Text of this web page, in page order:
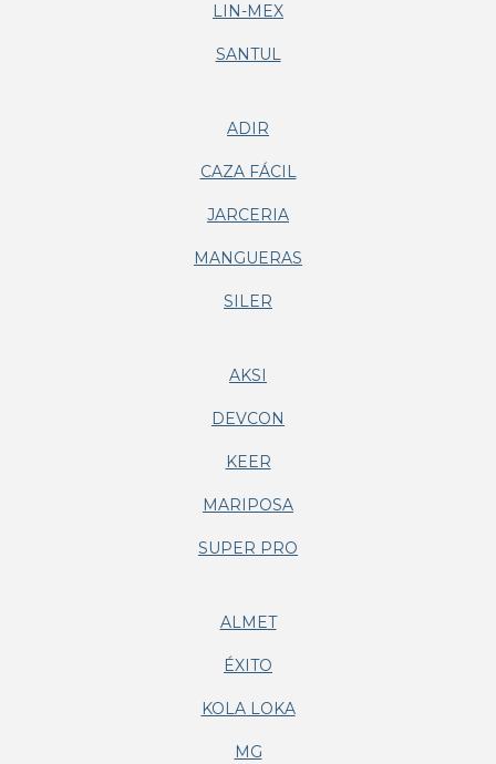
LIN-MEX
SANTUL
ADIR
CAZA FÁCIL
JARCERIA
MANGUERAS
SILER
AKSI
DEVCON
KEER
MARIPOSA
SUPER PRO
ALMET
ÉXITO
KOLA LOKA
MG